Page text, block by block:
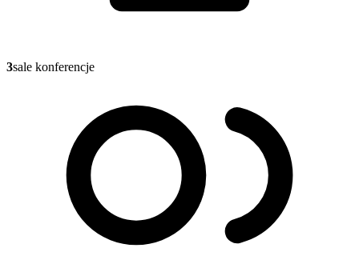
3sale konferencje